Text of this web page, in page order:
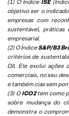
(1) O Índice ISE
objetivo ser o
empresas com
sustentável, práticas
empresarial.
(2) O ÍndiceS&P/B3
critérios de
DJI. Ele exclui ações
comerciais, no seu
e também cias sem
(3) O ICO2tem como
sobre mudança do
demonstra o